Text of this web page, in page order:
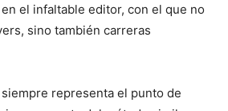
el infaltable editor, con el que no
sino también carreras
siempre representa el punto de